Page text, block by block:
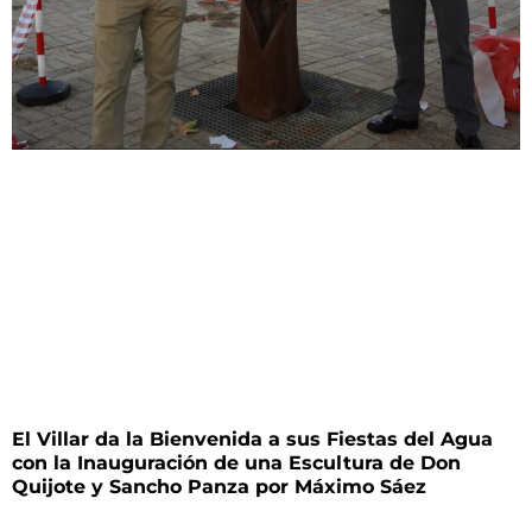
El Villar da la Bienvenida a sus Fiestas del Agua
con la Inauguración de una Escultura de Don
Quijote y Sancho Panza por Máximo Sáez